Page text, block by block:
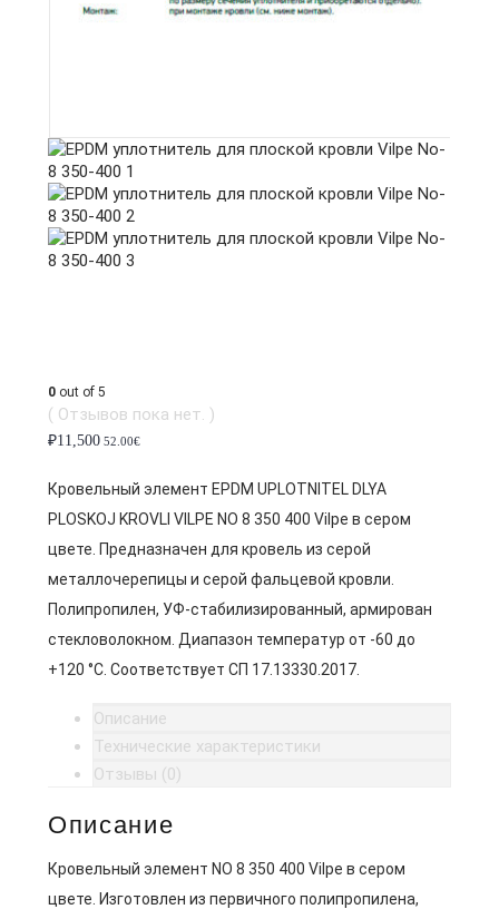
0 out of 5
( Отзывов пока нет. )
₽11,500 52.00€
Кровельный элемент EPDM UPLOTNITEL DLYA
PLOSKOJ KROVLI VILPE NO 8 350 400 Vilpe в сером
цвете. Предназначен для кровель из серой
металлочерепицы и серой фальцевой кровли.
Полипропилен, УФ-стабилизированный, армирован
стекловолокном. Диапазон температур от -60 до
+120 °C. Соответствует СП 17.13330.2017.
Описание
Технические характеристики
Отзывы (0)
Описание
Кровельный элемент NO 8 350 400 Vilpe в сером
цвете. Изготовлен из первичного полипропилена,